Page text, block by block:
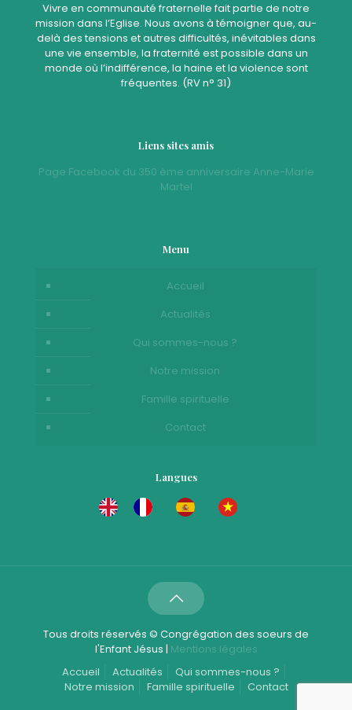
Vivre en communauté fraternelle fait partie de notre
mission dans l’Eglise. Nous avons à témoigner que, au-
delà des tensions et autres difficultés, inévitables dans
une vie ensemble, la fraternité est possible dans un
monde où l’indifférence, la haine et la violence sont
fréquentes. (RV n° 31)
Liens sites amis
Page Facebook du 350 ème anniversaire Anne-Marie
Martel
Menu
Accueil
Actualités
Qui sommes-nous ?
Notre mission
Famille spirituelle
Contact
Langues
Tous droits réservés © Congrégation des soeurs de
l'Enfant Jésus | Mentions légales
Accueil
Actualités
Qui sommes-nous ?
Notre mission
Famille spirituelle Contact